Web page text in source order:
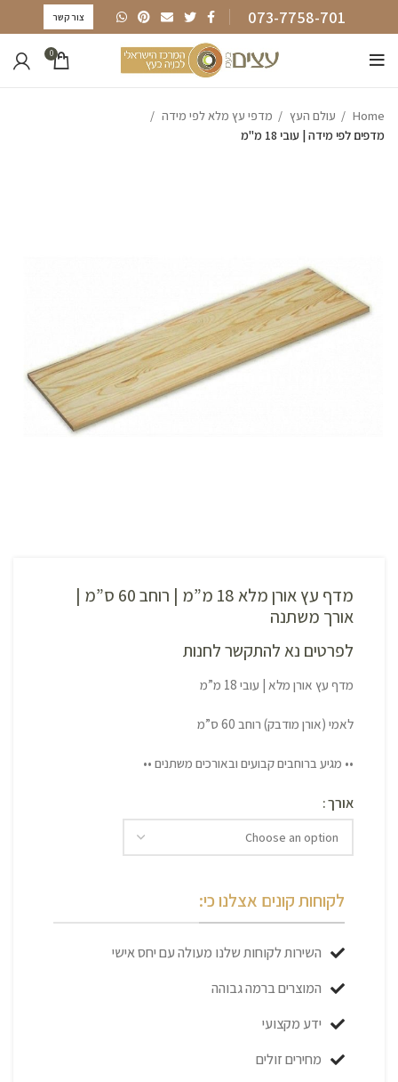
073-7758-701 צור קשר
0
Home עולם העץ
מדפי עץ מלא לפי מידה
מדפים לפי מידה | עובי 18 מ"מ
מדף עץ אורן מלא 18 מ”מ | רוחב 60 ס”מ |
אורך משתנה
לפרטים נא להתקשר לחנות
מדף עץ אורן מלא | עובי 18 מ”מ
לאמי (אורן מודבק) רוחב 60 ס”מ
•• מגיע ברוחבים קבועים ובאורכים משתנים ••
אורך
לקוחות קונים אצלנו כי:
השירות לקוחות שלנו מעולה עם יחס אישי
המוצרים ברמה גבוהה
ידע מקצועי
מחירים זולים